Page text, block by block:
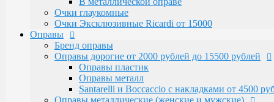
Оправы металлические (женские и мужские)
Alanie по 2250 рублей
Glodiatr по 2300 рублей
Mien и Salivio от 800 до 1200 рублей
Nikitana по 2150 рублей
Оправы пластиковые (женские и мужские)
Victory по 600 рублей
Nikitana-2 от 950 до 1200 рублей
Очки глаукомные
Очки Эксклюзивные Ricardi от 15000
Оправы
Бренд оправы
Оправы дорогие от 2000 рублей до 15500 рублей
Оправы пластик
Оправы металл
Santarelli и Boccaccio с накладками от 4500
Оправы металлические (женские и мужские)